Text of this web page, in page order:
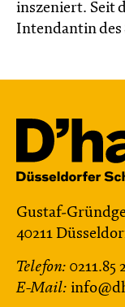
inszeniert. Seit
Intendantin des
Gustaf-
40211
Telefon: 0211.85
E-Mail: